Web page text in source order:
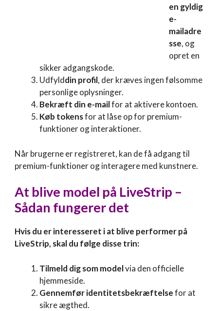
en gyldig
e-
mailadre
sse, og
opret en
sikker adgangskode.
Udfylddin profil, der kræves ingen følsomme
personlige oplysninger.
Bekræft din e-mailfor at aktivere kontoen.
Køb tokensfor at låse op for premium-
funktioner og interaktioner.
Når brugerne er registreret, kan de få adgang til
premium-funktioner og interagere med kunstnere.
At blive model på LiveStrip –
Sådan fungerer det
Hvis du er interesseret i at blive performer på
LiveStrip, skal du følge disse trin:
Tilmeld dig som modelvia den officielle
hjemmeside.
Gennemfør identitetsbekræftelsefor at
sikre ægthed.